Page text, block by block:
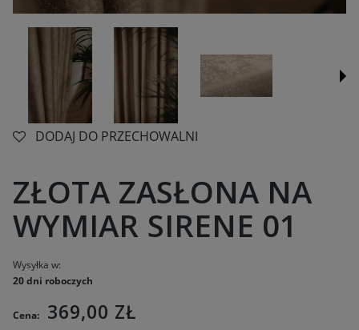
DODAJ DO PRZECHOWALNI
ZŁOTA ZASŁONA NA
WYMIAR SIRENE 01
Wysyłka w:
20 dni roboczych
Cena: 369,00 ZŁ